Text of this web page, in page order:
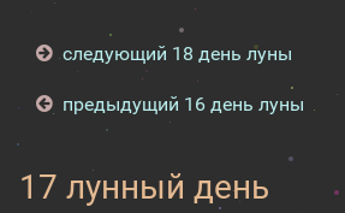
следующий 18 день луны
предыдущий 16 день луны
17 лунный день